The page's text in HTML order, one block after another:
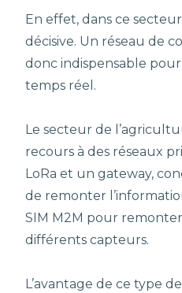
En effet, dans ce
décisive. Un réseau de
donc indispensable
temps réel.
Le secteur de
recours à des réseaux
LoRa et un gateway,
de remonter
SIM M2M pour
différents capteurs.
L’avantage de ce type